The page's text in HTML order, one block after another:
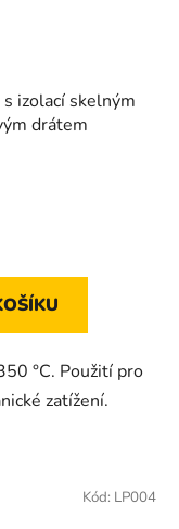
izolací skelným
drátem
°C. Použití pro
zatížení.
Kód: LP004